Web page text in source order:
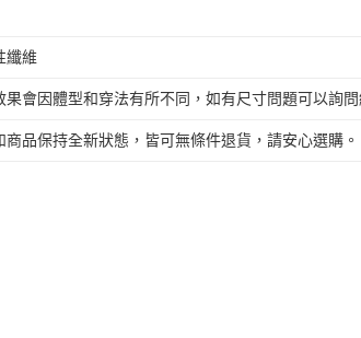
纖維
果會因體型和穿法有所不同，如有尺寸問題可以詢問
品保持全新狀態，皆可無條件退貨，請安心選購。